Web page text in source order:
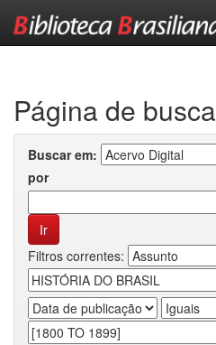
Página de busca
Buscar em:
por
Filtros correntes: